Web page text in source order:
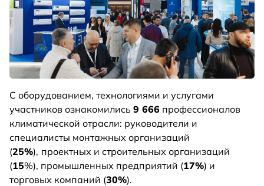
С оборудованием, технологиями и услугами
участников ознакомились 9 666 профессионалов
климатической отрасли: руководители и
специалисты монтажных организаций
(25%), проектных и строительных организаций
(15%), промышленных предприятий (17%) и
торговых компаний (30%).